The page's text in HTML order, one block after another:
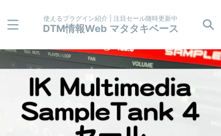
使えるプラグイン紹介 | 注目セール随時更新中
DTM情報Web マタタキベース